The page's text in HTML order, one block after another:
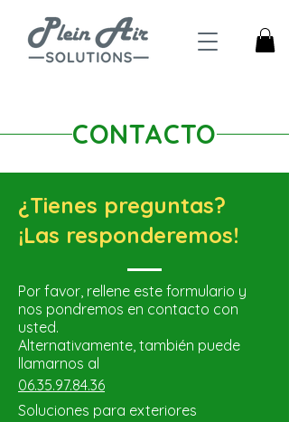
CONTACTO
¿Tienes preguntas?
¡Las responderemos!
Por favor, rellene este formulario y
nos pondremos en contacto con
usted.
Alternativamente, también puede
llamarnos al
06.35.97.84.36
Soluciones para exteriores